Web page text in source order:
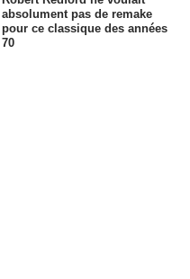
absolument pas de remake
pour ce classique des années
70